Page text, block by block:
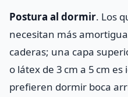
Postura al dormir. Los
necesitan más
caderas; una capa
o látex de 3 cm a 5 cm
prefieren dormir boca